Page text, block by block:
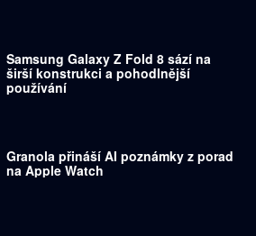
Samsung Galaxy Z Fold 8 sází na
širší konstrukci a pohodlnější
používání
Granola přináší AI poznámky z porad
na Apple Watch